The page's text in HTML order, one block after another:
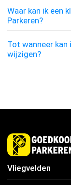
Waar kan ik een
Parkeren?
Tot wanneer kan
wijzigen?
Vliegvelden